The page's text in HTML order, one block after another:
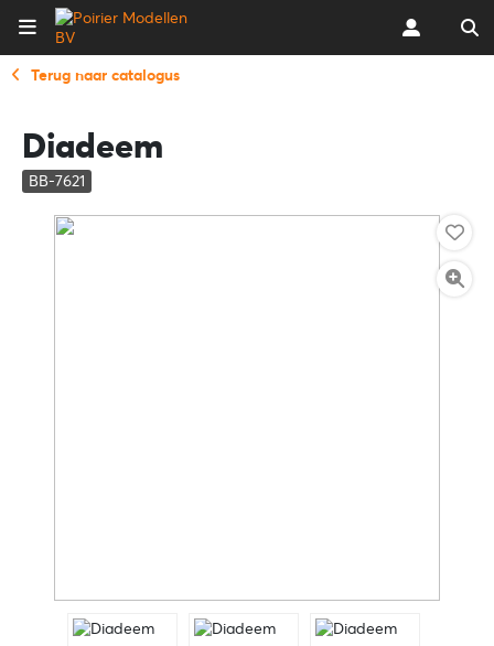
Terug naar catalogus
Diadeem
BB-7621